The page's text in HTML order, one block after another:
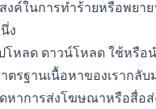
งค์ในการทำร้ายหรือพยา
ง
โหลด ดาวน์โหลด ใช้หรือ
ตรฐานเนื้อหาของเรากลับ
หาการส่งโฆษณาหรือสื่อส่